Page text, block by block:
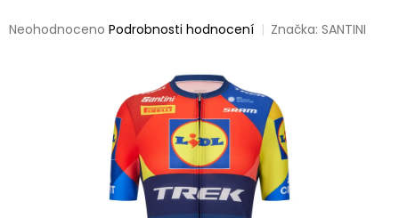
Průměrné
Neohodnoceno Podrobnosti hodnocení Značka:SANTINI